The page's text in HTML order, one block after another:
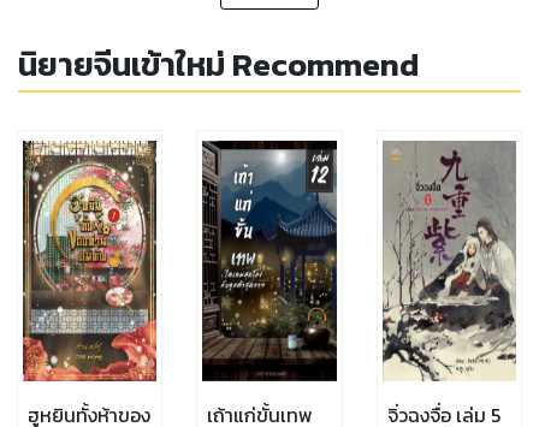
นิยายจีนเข้าใหม่ Recommend
ฮูหยินทั้งห้าของ
เถ้าแก่ขั้นเทพ
จิ่วฉงจื่อ เล่ม 5